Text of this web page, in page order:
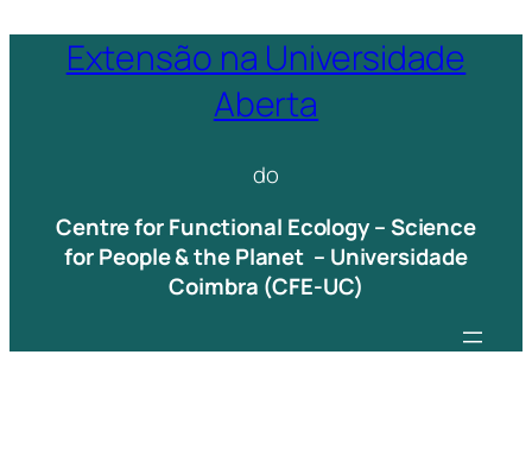
Extensão na Universidade
Aberta
do
Centre for Functional Ecology – Science
for People & the Planet – Universidade
Coimbra (CFE-UC)